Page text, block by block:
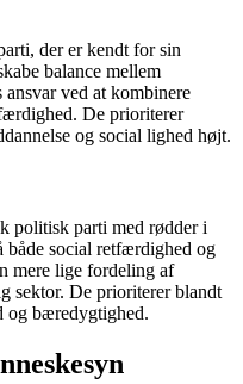
der er kendt for sin
balance mellem
ved at kombinere
De prioriterer
og social lighed højt.
politisk parti med rødder i
social retfærdighed og
mere lige fordeling af
sektor. De prioriterer blandt
og bæredygtighed.